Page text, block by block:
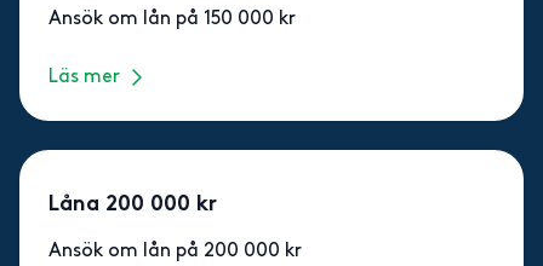
Ansök om lån på 150 000 kr
Läs mer
Låna 200 000 kr
Ansök om lån på 200 000 kr